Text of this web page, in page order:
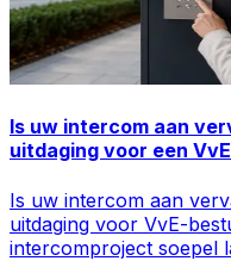
Is uw intercom aan
uitdaging voor een
Is uw intercom aan
uitdaging voor VvE-
intercomproject soepel